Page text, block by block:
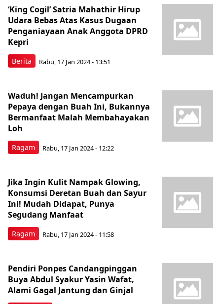
Berita
‘King Cogil’ Satria Mahathir Hirup
Udara Bebas Atas Kasus Dugaan
Penganiayaan Anak Anggota DPRD
Kepri
Rabu, 17 Jan 2024 - 13:51
Ragam
Waduh! Jangan Mencampurkan
Pepaya dengan Buah Ini, Bukannya
Bermanfaat Malah Membahayakan
Loh
Rabu, 17 Jan 2024 - 12:22
Ragam
Jika Ingin Kulit Nampak Glowing,
Konsumsi Deretan Buah dan Sayur
Ini! Mudah Didapat, Punya
Segudang Manfaat
Rabu, 17 Jan 2024 - 11:58
Pendiri Ponpes Candangpinggan
Buya Abdul Syakur Yasin Wafat,
Alami Gagal Jantung dan Ginjal